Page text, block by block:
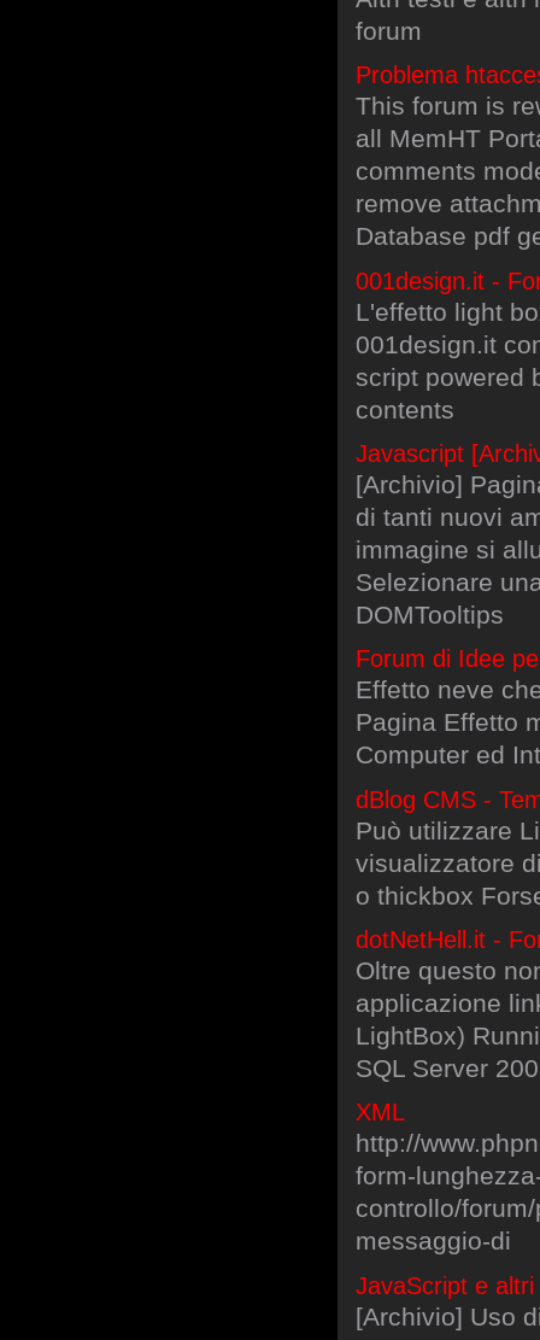
forum
Problema
This forum is
all MemHT
comments
remove
Database pdf
001design.it -
L'effetto light
001design.it
script powered
contents
Javascript
[Archivio]
di tanti nuovi
immagine si
Selezionare
DOMTooltips
Forum di Idee
Effetto neve
Pagina Effetto
Computer ed
dBlog CMS -
Può utilizzare
visualizzatore
o thickbox
dotNetHell.it -
Oltre questo
applicazione
LightBox)
SQL Server
XML
http://
form-
controllo/
messaggio-di
JavaScript e
[Archivio] Uso